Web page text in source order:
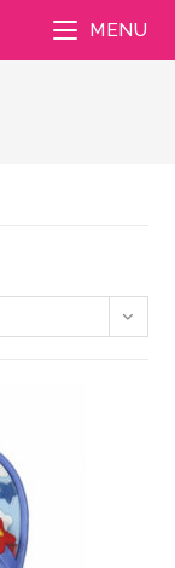
MENU